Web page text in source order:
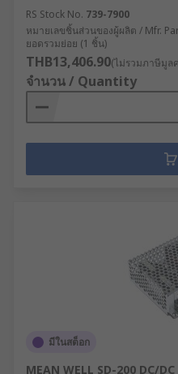
RS Stock No. 739-7900
หมายเลขชิ้นส่วนของผู้ผลิต / Mfr.
ยอดรวมย่อย (1 ชิ้น)
THB13,406.90(ไม่รวมภาษีมูล
จำนวน / Quantity
มีในสต็อก
MEAN WELL SD-200 DC/